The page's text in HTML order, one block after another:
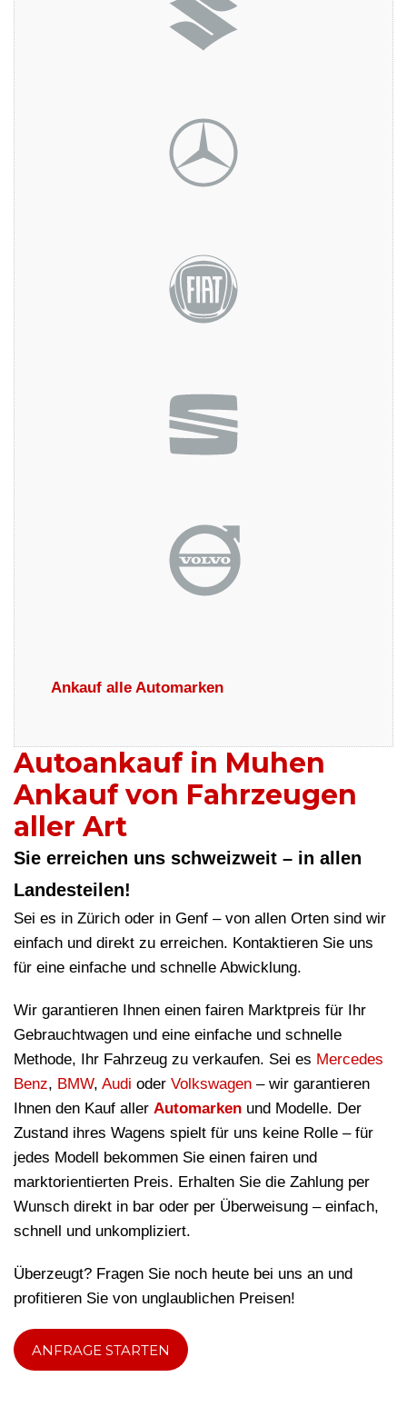
Ankauf alle Automarken
Autoankauf in Muhen
Ankauf von Fahrzeugen
aller Art
Sie erreichen uns schweizweit – in allen
Landesteilen!
Sei es in Zürich oder in Genf – von allen Orten sind wir
einfach und direkt zu erreichen. Kontaktieren Sie uns
für eine einfache und schnelle Abwicklung.
Wir garantieren Ihnen einen fairen Marktpreis für Ihr
Gebrauchtwagen und eine einfache und schnelle
Methode, Ihr Fahrzeug zu verkaufen. Sei es Mercedes
Benz, BMW, Audi oder Volkswagen – wir garantieren
Ihnen den Kauf aller Automarken und Modelle. Der
Zustand ihres Wagens spielt für uns keine Rolle – für
jedes Modell bekommen Sie einen fairen und
marktorientierten Preis. Erhalten Sie die Zahlung per
Wunsch direkt in bar oder per Überweisung – einfach,
schnell und unkompliziert.
Überzeugt? Fragen Sie noch heute bei uns an und
profitieren Sie von unglaublichen Preisen!
ANFRAGE STARTEN